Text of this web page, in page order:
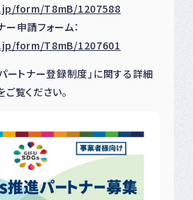
form/T8mB/1207588
申請フォーム：
form/T8mB/1207601
ートナー登録制度」に関する詳細
ご覧ください。